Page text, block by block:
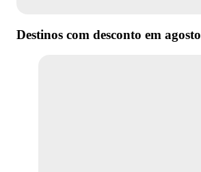
Destinos com desconto em agosto